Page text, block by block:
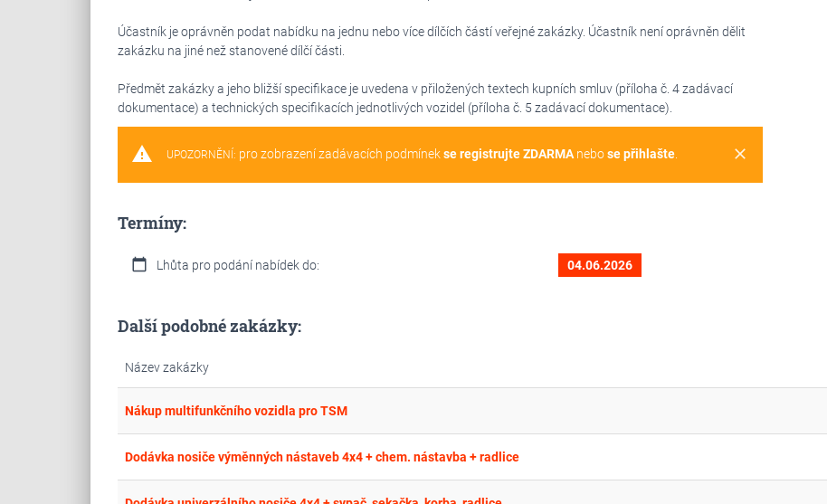
Účastník je oprávněn podat nabídku na jednu nebo více dílčích částí veřejné zakázky. Účastník není oprávněn dělit
zakázku na jiné než stanovené dílčí části.
Předmět zakázky a jeho bližší specifikace je uvedena v přiložených textech kupních smluv (příloha č. 4 zadávací
dokumentace) a technických specifikacích jednotlivých vozidel (příloha č. 5 zadávací dokumentace).
warning clear
UPOZORNĚNÍ: pro zobrazení zadávacích podmínekse registrujte ZDARMAnebose přihlašte.
Termíny:
calendar_today Lhůta pro podání nabídek do: 04.06.2026
Další podobné zakázky:
Název zakázky
Nákup multifunkčního vozidla pro TSM
Dodávka nosiče výměnných nástaveb 4x4 + chem. nástavba + radlice